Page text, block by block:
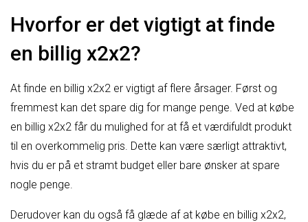
Hvorfor er det vigtigt at finde
en billig x2x2?
At finde en billig x2x2 er vigtigt af flere årsager. Først og
fremmest kan det spare dig for mange penge. Ved at købe
en billig x2x2 får du mulighed for at få et værdifuldt produkt
til en overkommelig pris. Dette kan være særligt attraktivt,
hvis du er på et stramt budget eller bare ønsker at spare
nogle penge.
Derudover kan du også få glæde af at købe en billig x2x2,